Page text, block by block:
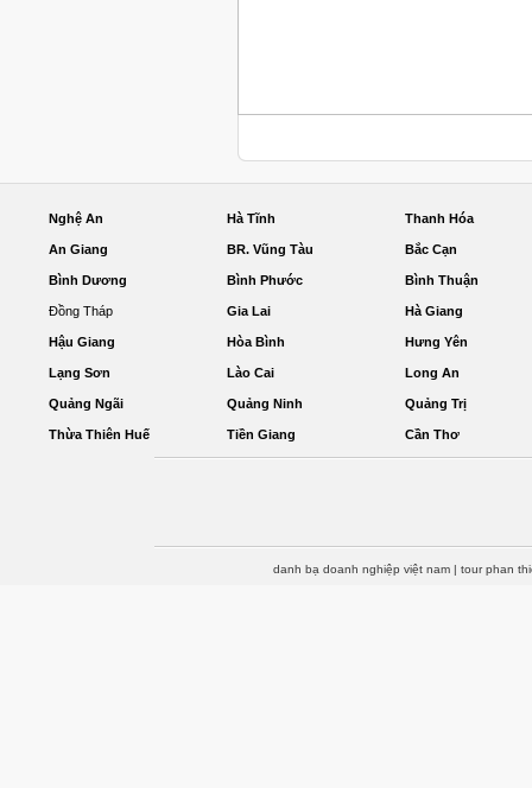
Nghệ An Hà Tĩnh Thanh Hóa
An Giang BR. Vũng Tàu Bắc Cạn
Bình Dương Bình Phước Bình Thuận
Đồng Tháp Gia Lai Hà Giang
Hậu Giang Hòa Bình Hưng Yên
Lạng Sơn Lào Cai Long An
Quảng Ngãi Quảng Ninh Quảng Trị
Thừa Thiên Huế Tiền Giang Cần Thơ
danh bạ doanh nghiệp việt nam | tour phan